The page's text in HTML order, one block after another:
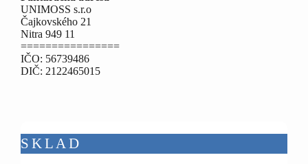
UNIMOSS s.r.o
Čajkovského 21
Nitra 949 11
================
IČO: 56739486
DIČ: 2122465015
SKLAD